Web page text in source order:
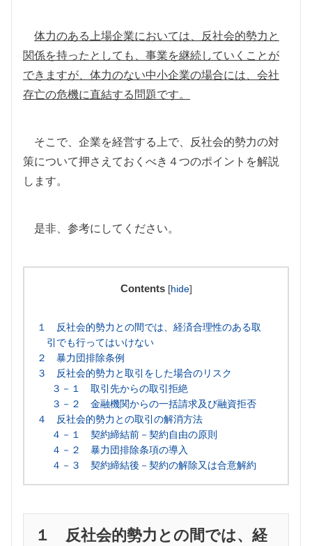
体力のある上場企業においては、反社会的勢力と
関係を持ったとしても、事業を継続していくことが
できますが、体力のない中小企業の場合には、会社
存亡の危機に直結する問題です。
そこで、企業を経営する上で、反社会的勢力の対
策について押さえておくべき４つのポイントを解説
します。
是非、参考にしてください。
Contents [hide]
１ 反社会的勢力との間では、経済合理性のある取
引でも行ってはいけない
２ 暴力団排除条例
３ 反社会的勢力と取引をした場合のリスク
３－１ 取引先からの取引拒絶
３－２ 金融機関からの一括請求及び融資拒否
４ 反社会的勢力との取引の解消方法
４－１ 契約締結前－契約自由の原則
４－２ 暴力団排除条項の導入
４－３ 契約締結後－契約の解除又は合意解約
１ 反社会的勢力との間では、経